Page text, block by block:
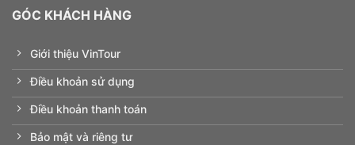
GÓC KHÁCH HÀNG
Giới thiệu VinTour
Điều khoản sử dụng
Điều khoản thanh toán
Bảo mật và riêng tư